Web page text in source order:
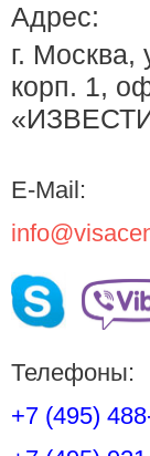
Адрес:
г. Москва,
корп. 1,
E-Mail:
Телефоны:
+7 (495)